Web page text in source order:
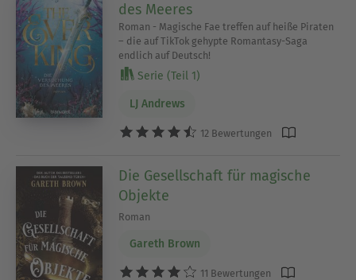
des Meeres
Roman - Magische Fae treffen auf heiße Piraten
– die auf TikTok gehypte Romantasy-Saga
endlich auf Deutsch!
Serie (Teil 1)
LJ Andrews
12 Bewertungen
Die Gesellschaft für magische
Objekte
Roman
Gareth Brown
11 Bewertungen